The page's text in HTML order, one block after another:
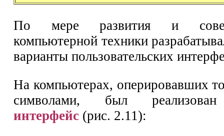
По мере развития и
компьютерной техники
варианты пользовательских
На компьютерах, оперировавших
символами, был
интерфейс (рис. 2.11):